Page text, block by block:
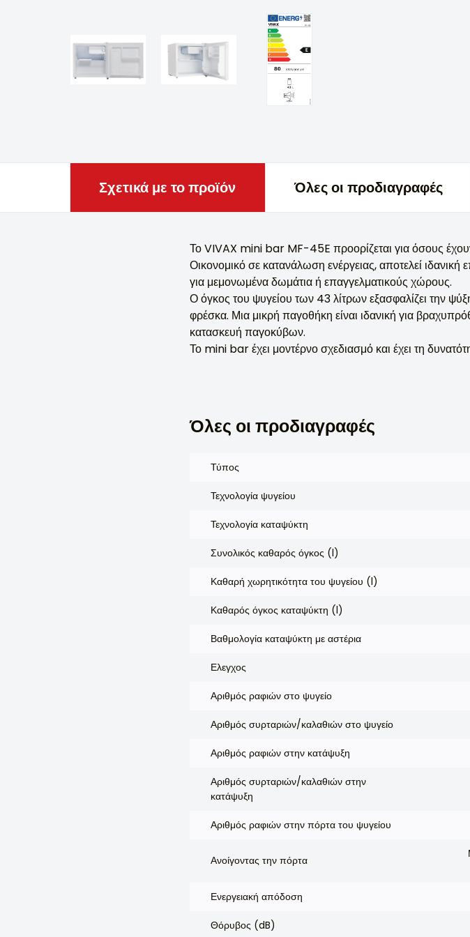
Σχετικά με το προϊόν Όλες οι προδιαγραφές
Το VIVAX mini bar MF-45E προορίζεται για όσους
Οικονομικό σε κατανάλωση ενέργειας, αποτελεί
για μεμονωμένα δωμάτια ή επαγγελματικούς χώρους.
Ο όγκος του ψυγείου των 43 λίτρων εξασφαλίζει την
φρέσκα. Μια μικρή παγοθήκη είναι ιδανική για
κατασκευή παγοκύβων.
Το mini bar έχει μοντέρνο σχεδιασμό και έχει τη
Όλες οι προδιαγραφές
Τύπος
Τεχνολογία ψυγείου
Τεχνολογία καταψύκτη
Συνολικός καθαρός όγκος (l)
Καθαρή χωρητικότητα του ψυγείου (l)
Καθαρός όγκος καταψύκτη (l)
Βαθμολογία καταψύκτη με αστέρια
Ελεγχος
Αριθμός ραφιών στο ψυγείο
Αριθμός συρταριών/καλαθιών στο ψυγείο
Αριθμός ραφιών στην κατάψυξη
Αριθμός συρταριών/καλαθιών στην
κατάψυξη
Αριθμός ραφιών στην πόρτα του ψυγείου
Ανοίγοντας την πόρτα
Ενεργειακή απόδοση
Θόρυβος (dB)